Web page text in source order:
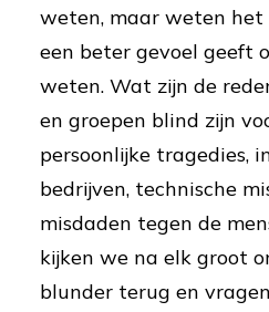
weten, maar weten
een beter gevoel geeft
weten. Wat zijn de
en groepen blind zijn
persoonlijke tragedies,
bedrijven, technische
misdaden tegen de
kijken we na elk groot
blunder terug en